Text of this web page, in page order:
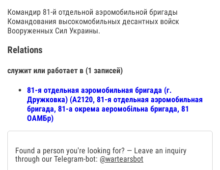
Командир 81-й отдельной аэромобильной бригады
Командования высокомобильных десантных войск
Вооруженных Сил Украины.
Relations
служит или работает в (1 записей)
81-я отдельная аэромобильная бригада (г.
Дружковка) (А2120, 81-я отдельная аэромобильная
бригада, 81-а окрема аеромобільна бригада, 81
ОАМБр)
Found a person you're looking for? — Leave an inquiry
through our Telegram-bot: @wartearsbot